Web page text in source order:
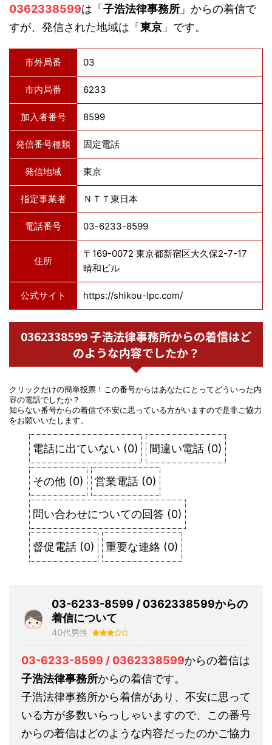
0362338599は「 子浩法律事務所 」からの着信で
すが、発信された地域は「 東京 」です。
市外局番 03
市内局番 6233
加入者番号 8599
発信番号種類 固定電話
発信地域 東京
指定事業者 ＮＴＴ東日本
電話番号 03-6233-8599
住所
〒169-0072 東京都新宿区大久保2-7-17
晴和ビル
公式サイト https://shikou-lpc.com/
0362338599 子浩法律事務所からの着信はど
のような内容でしたか？
クリックだけの簡単投票！この番号からはあなたにとってどういった内
容の電話でしたか？
知らない番号からの着信で不安に思っている方がいますので是非ご協力
をお願いいたします。
電話に出ていない (0) 間違い電話 (0)
その他 (0) 営業電話 (0)
問い合わせについての回答 (0)
督促電話 (0) 重要な連絡 (0)
03-6233-8599 / 0362338599からの
着信について
40代男性
03-6233-8599 / 0362338599からの着信は
子浩法律事務所からの着信です。
子浩法律事務所から着信があり、不安に思って
いる方が多数いらっしゃいますので、この番号
からの着信はどのような内容だったのかご協力